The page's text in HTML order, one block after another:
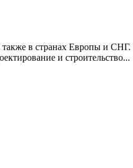
в странах Европы и
и строительство...